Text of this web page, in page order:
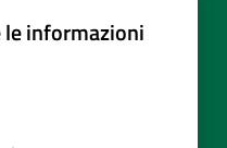
le informazioni